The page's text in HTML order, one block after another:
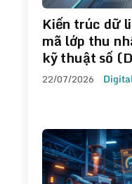
Kiến trúc dữ
mã lớp thu
kỹ thuật số
22/07/2026